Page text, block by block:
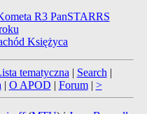
R3 PanSTARRS
Księżyca
tematyczna | Search |
| O APOD | Forum| >